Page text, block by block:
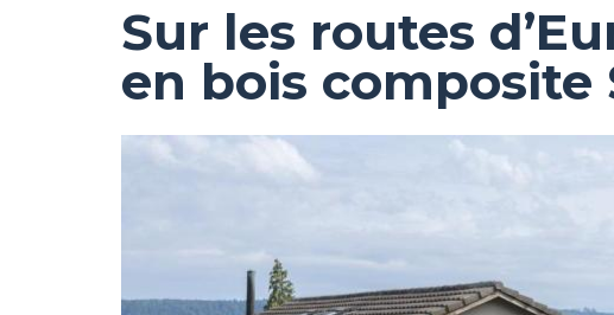
Sur les routes
en bois composite
Image